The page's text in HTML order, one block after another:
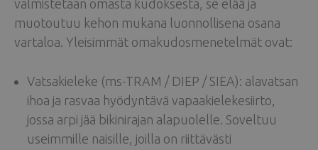
valmistetaan omasta kudoksesta, se elää ja
muotoutuu kehon mukana luonnollisena osana
vartaloa. Yleisimmät omakudosmenetelmät ovat:
Vatsakieleke (ms-TRAM / DIEP / SIEA): alavatsan
ihoa ja rasvaa hyödyntävä vapaakielekesiirto,
jossa arpi jää bikinirajan alapuolelle. Soveltuu
useimmille naisille, joilla on riittävästi